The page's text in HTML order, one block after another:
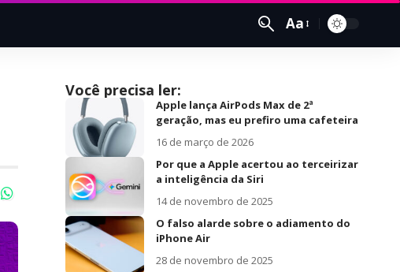
Aa
Você precisa ler:
Apple lança AirPods Max de 2ª
geração, mas eu prefiro uma cafeteira
16 de março de 2026
Por que a Apple acertou ao terceirizar
a inteligência da Siri
14 de novembro de 2025
O falso alarde sobre o adiamento do
iPhone Air
28 de novembro de 2025